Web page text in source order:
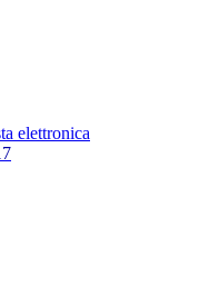
elettronica